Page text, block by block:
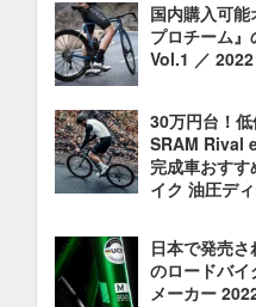
国内購入可
プロチーム』
Vol.1 ／
30万円台！
SRAM Rival
完成車おす
イク 油圧デ
日本で発売さ
のロードバ
メーカー